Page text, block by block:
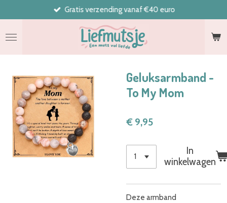
direct
naar
de
hoofdinhoud
Gratis verzending vanaf €40 euro
Geluksarmband -
To My Mom
€ 9,95
In
winkelwagen
Deze armband